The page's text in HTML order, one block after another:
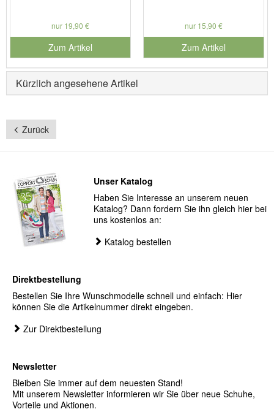
nur 19,90 €
Zum Artikel
nur 15,90 €
Zum Artikel
Kürzlich angesehene Artikel
Zurück
Unser Katalog
Haben Sie Interesse an unserem neuen
Katalog? Dann fordern Sie ihn gleich hier bei
uns kostenlos an:
Katalog bestellen
Direktbestellung
Bestellen Sie Ihre Wunschmodelle schnell und einfach: Hier
können Sie die Artikelnummer direkt eingeben.
Zur Direktbestellung
Newsletter
Bleiben Sie immer auf dem neuesten Stand!
Mit unserem Newsletter informieren wir Sie über neue Schuhe,
Vorteile und Aktionen.